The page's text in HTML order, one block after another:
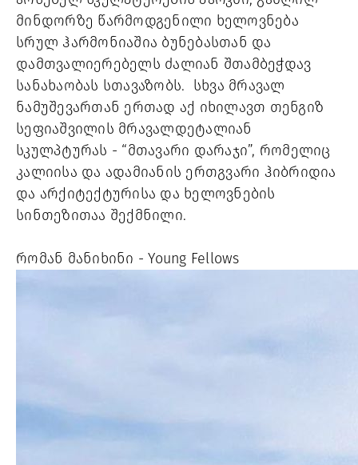
მინდორზე წარმოდგენილი ხელოვნება
სრულ ჰარმონიაშია ბუნებასთან და
დამთვალიერებელს ძალიან შთამბეჭდავ
სანახაობას სთავაზობს.  სხვა მრავალ
ნამუშევართან ერთად აქ იხილავთ თენგიზ
სეფიაშვილის მრავალდეტალიან
სკულპტურას - “მთავარი დარაჯი”, რომელიც
კალიისა და ადამიანის ერთგვარი ჰიბრიდია
და არქიტექტურისა და ხელოვნების
სინთეზითაა შექმნილი.
რომან მანიხინი - Young Fellows